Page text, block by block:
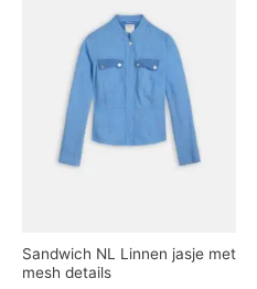
Sandwich NL Linnen jasje met
mesh details